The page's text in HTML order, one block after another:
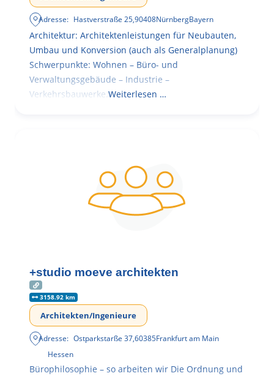
Adresse: Hastverstraße 25,90408NürnbergBayern
Architektur: Architektenleistungen für Neubauten,
Umbau und Konversion (auch als Generalplanung)
Schwerpunkte: Wohnen – Büro- und
Verwaltungsgebäude – Industrie –
Verkehrsbauwerke. Weiterlesen …
+studio moeve architekten
3158.92 km
Architekten/Ingenieure
Adresse: Ostparkstarße 37,60385Frankfurt am Main
Hessen
Bürophilosophie – so arbeiten wir Die Ordnung und